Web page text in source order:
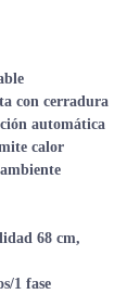
con cerradura
automática
calor
68 cm,
1 fase